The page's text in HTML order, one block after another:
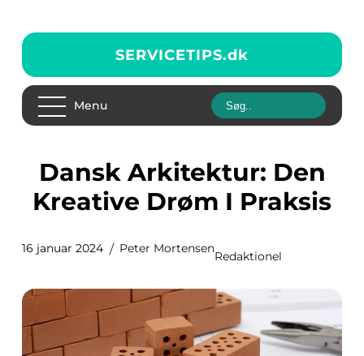
SERVICETIPS.dk
Menu
Dansk Arkitektur: Den
Kreative Drøm I Praksis
16 januar 2024 Peter Mortensen
Redaktionel